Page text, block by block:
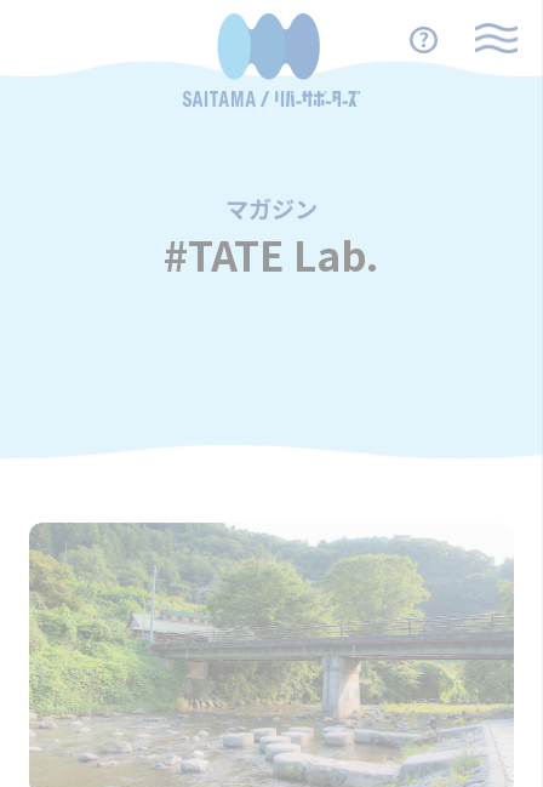
マガジン
/
#TATE Lab.